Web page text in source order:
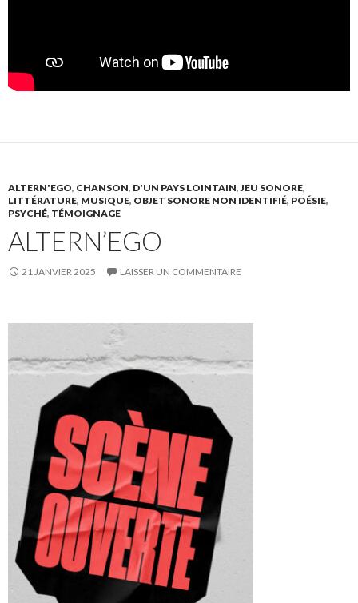
ALTERN'EGO, CHANSON, D'UN PAYS LOINTAIN,JEU SONORE,
LITTÉRATURE, MUSIQUE, OBJET SONORE NON IDENTIFIÉ, POÉSIE,
PSYCHÉ, TÉMOIGNAGE
ALTERN’EGO
21 JANVIER 2025 LAISSER UN COMMENTAIRE